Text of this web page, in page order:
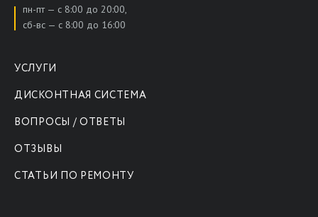
пн-пт — с 8:00 до 20:00,
сб-вс — с 8:00 до 16:00
УСЛУГИ
ДИСКОНТНАЯ СИСТЕМА
ВОПРОСЫ / ОТВЕТЫ
ОТЗЫВЫ
СТАТЬИ ПО РЕМОНТУ